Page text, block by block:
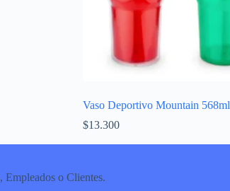
Vaso Deportivo Mountain 568ml
$13.300
Empleados o Clientes.